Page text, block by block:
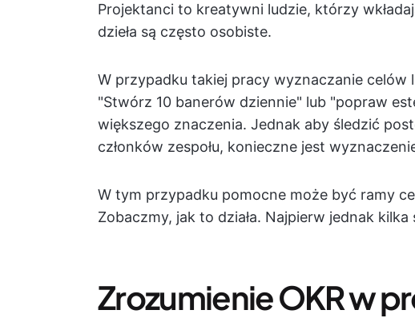
Projektanci to kreatywni ludzie, którzy
dzieła są często osobiste.
W przypadku takiej pracy wyznaczanie
"Stwórz 10 banerów dziennie" lub "popraw
większego znaczenia. Jednak aby śledzić
członków zespołu, konieczne jest
W tym przypadku pomocne może być ramy
Zobaczmy, jak to działa. Najpierw jednak kilka
Zrozumienie OKR w